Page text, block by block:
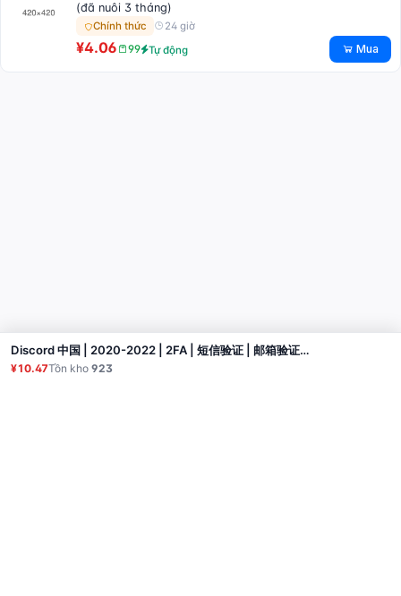
(đã nuôi 3 tháng)
Chính thức 24 giờ
¥4.06 99 Tự động Mua
Discord 中国 | 2020-2022 | 2FA | 短信验证 | 邮箱验证（包含邮箱，可能无法使用） | 性别（混合）
¥10.47Tồn kho923